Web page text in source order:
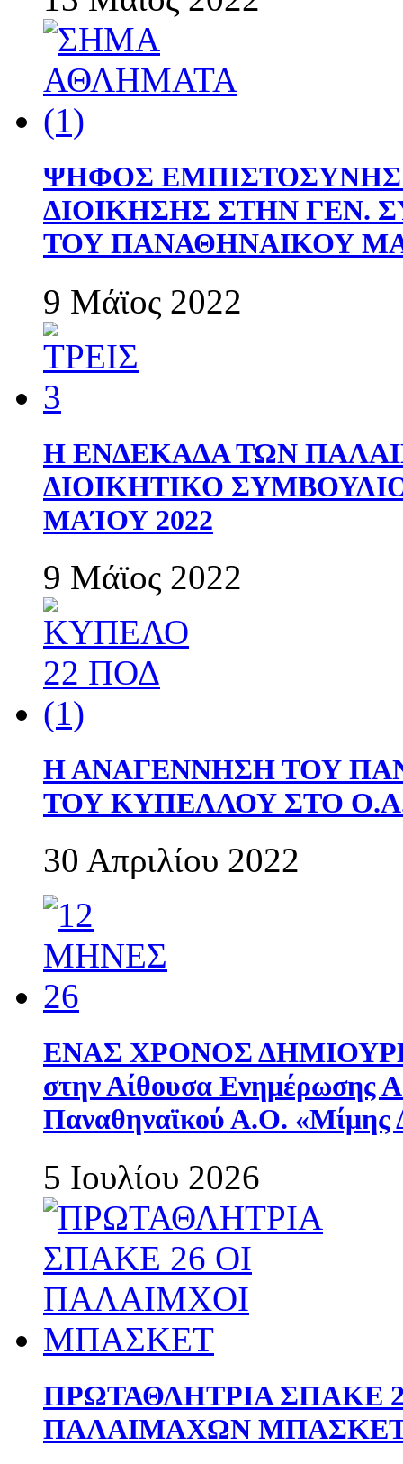
ΨΗΦΟΣ
ΔΙΟΙΚΗΣΗΣ ΣΤΗΝ ΓΕΝ.
ΤΟΥ ΠΑΝΑΘΗΝΑΙΚΟΥ
9 Μάϊος 2022
Η ΕΝΔΕΚΑΔΑ ΤΩΝ
ΔΙΟΙΚΗΤΙΚΟ
ΜΑΊΟΥ 2022
9 Μάϊος 2022
Η ΑΝΑΓΕΝΝΗΣΗ ΤΟΥ
ΤΟΥ ΚΥΠΕΛΛΟΥ ΣΤΟ
30 Απριλίου 2022
ΕΝΑΣ ΧΡΟΝΟΣ
στην Αίθουσα Ενημέρωσης
Παναθηναϊκού Α.Ο. «Μίμης
5 Ιουλίου 2026
ΠΡΩΤΑΘΛΗΤΡΙΑ ΣΠΑΚΕ
ΠΑΛΑΙΜΑΧΩΝ